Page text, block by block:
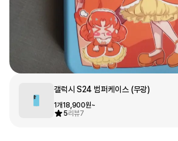
갤럭시 S24 범퍼케이스 (무광)
1개18,900원~
5리뷰7
액자
디지털 가전
핫피/로브